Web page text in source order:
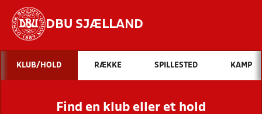
DBU SJÆLLAND
Hvad vil du søge efter?
INDHOLD OG NYHEDER
STILLINGER, RESULTATER, KLUBBER OG
KLUB/HOLD RÆKKE SPILLESTED KAMP
Find en klub eller et hold